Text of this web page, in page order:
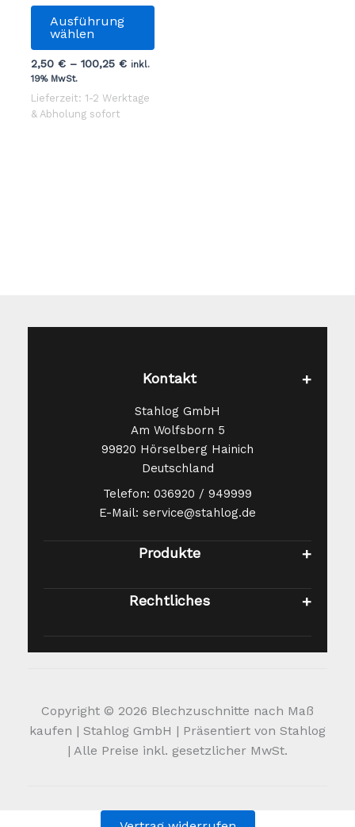
Ausführung
wählen
Dieses
weist
2,50€ –100,25€ inkl.
19% MwSt.
Lieferzeit: 1-2 Werktage
& Abholung sofort
Kontakt
Stahlog GmbH
Am Wolfsborn 5
99820 Hörselberg Hainich
Deutschland
Telefon: 036920 / 949999
E-Mail: service@stahlog.de
Produkte
Rechtliches
Copyright © 2026 Blechzuschnitte nach Maß
kaufen | Stahlog GmbH | Präsentiert von Stahlog
| Alle Preise inkl. gesetzlicher MwSt.